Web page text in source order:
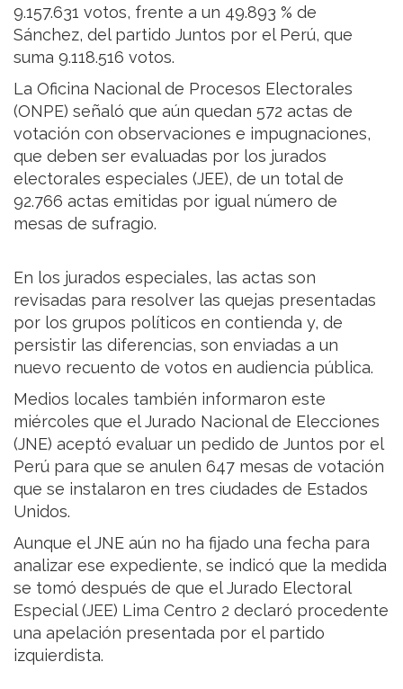
9.157.631 votos, frente a un 49.893 % de
Sánchez, del partido Juntos por el Perú, que
suma 9.118.516 votos.
La Oficina Nacional de Procesos Electorales
(ONPE) señaló que aún quedan 572 actas de
votación con observaciones e impugnaciones,
que deben ser evaluadas por los jurados
electorales especiales (JEE), de un total de
92.766 actas emitidas por igual número de
mesas de sufragio.
En los jurados especiales, las actas son
revisadas para resolver las quejas presentadas
por los grupos políticos en contienda y, de
persistir las diferencias, son enviadas a un
nuevo recuento de votos en audiencia pública.
Medios locales también informaron este
miércoles que el Jurado Nacional de Elecciones
(JNE) aceptó evaluar un pedido de Juntos por el
Perú para que se anulen 647 mesas de votación
que se instalaron en tres ciudades de Estados
Unidos.
Aunque el JNE aún no ha fijado una fecha para
analizar ese expediente, se indicó que la medida
se tomó después de que el Jurado Electoral
Especial (JEE) Lima Centro 2 declaró procedente
una apelación presentada por el partido
izquierdista.